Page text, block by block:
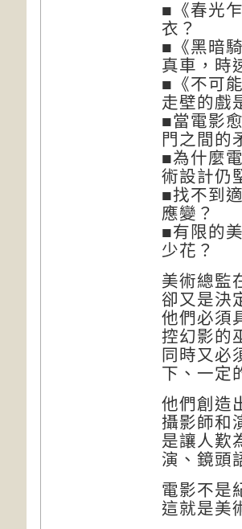
■《春光
衣？
■《黑暗
真車，時
■《不可
走壁的戲
■當電影
門之間的
■為什麼
術設計仍
■找不到
應變？
■有限的
少花？
美術總監
卻又是決
他們必須
控幻影的
同時又必
下、一定
他們創造
攝影師和
是讓人歎
演、鏡頭
電影不是
這就是美